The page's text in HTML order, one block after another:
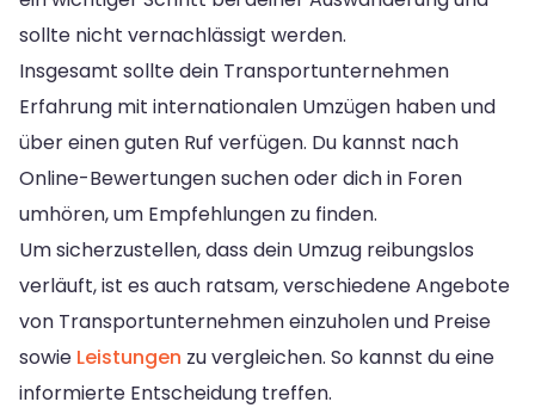
sollte nicht vernachlässigt werden.
Insgesamt sollte dein Transportunternehmen
Erfahrung mit internationalen Umzügen haben und
über einen guten Ruf verfügen. Du kannst nach
Online-Bewertungen suchen oder dich in Foren
umhören, um Empfehlungen zu finden.
Um sicherzustellen, dass dein Umzug reibungslos
verläuft, ist es auch ratsam, verschiedene Angebote
von Transportunternehmen einzuholen und Preise
sowie Leistungen zu vergleichen. So kannst du eine
informierte Entscheidung treffen.